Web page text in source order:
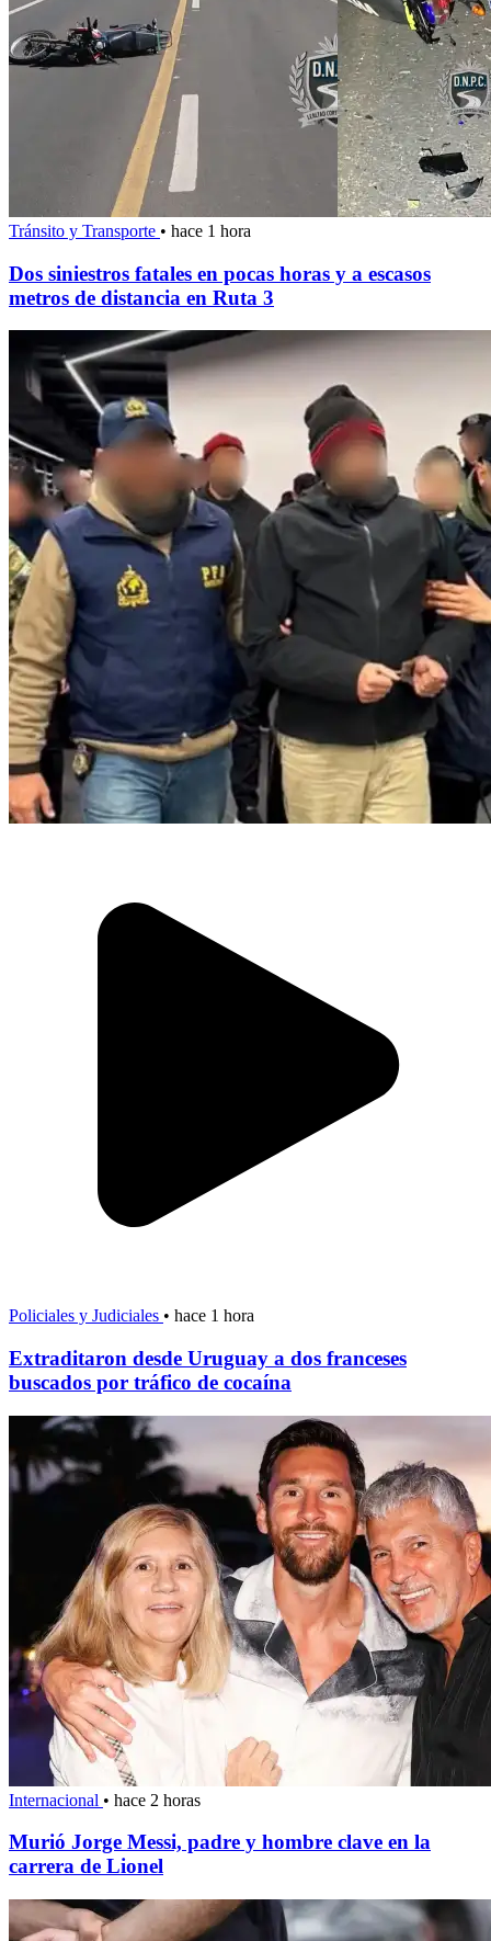
Tránsito y Transporte • hace 1 hora
Dos siniestros fatales en pocas horas y a escasos
metros de distancia en Ruta 3
Policiales y Judiciales • hace 1 hora
Extraditaron desde Uruguay a dos franceses
buscados por tráfico de cocaína
Internacional • hace 2 horas
Murió Jorge Messi, padre y hombre clave en la
carrera de Lionel